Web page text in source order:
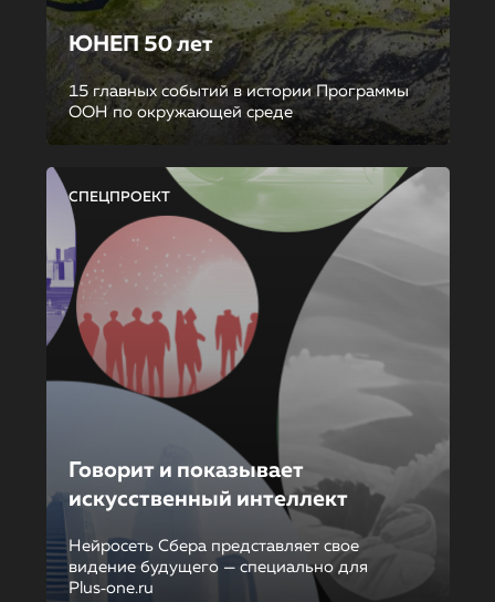
ЮНЕП 50 лет
15 главных событий в истории Программы
ООН по окружающей среде
СПЕЦПРОЕКТ
Говорит и показывает
искусственный интеллект
Нейросеть Сбера представляет свое
видение будущего — специально для
Plus‑one.ru